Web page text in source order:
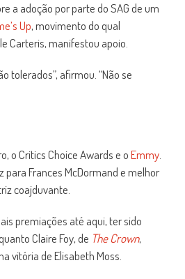
a adoção por parte do SAG de um
Up, movimento do qual
Carteris, manifestou apoio.
tolerados”, afirmou. “Não se
o Critics Choice Awards e oEmmy
Frances McDormand e melhor
coajduvante.
premiações até aqui, ter sido
Claire Foy, de The Crown,
vitória de Elisabeth Moss.